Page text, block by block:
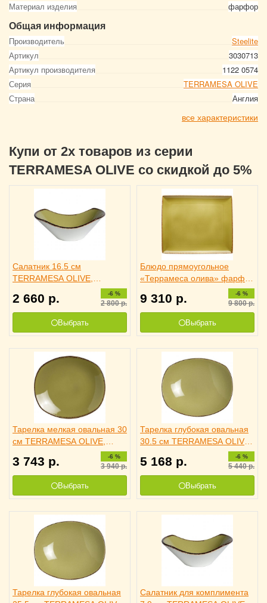
Материал изделия фарфор
Общая информация
Производитель
Steelite
Артикул
3030713
Артикул производителя
1122 0574
Серия
TERRAMESA OLIVE
Страна
Англия
все характеристики
Купи от 2х товаров из серии
TERRAMESA OLIVE со скидкой до 5%
Салатник 16.5 см
TERRAMESA OLIVE,
2 660 р. -6 %
2 800р.
Выбрать
Блюдо прямоугольное
«Террамеса олива» фарфор
33х27 см Steelite, 3022316
9 310 р. -6 %
9 800р.
Выбрать
Тарелка мелкая овальная 30
см TERRAMESA OLIVE,
3 743 р. -6 %
3 940р.
Выбрать
Тарелка глубокая овальная
30.5 см TERRAMESA OLIVE,
5 168 р. -6 %
5 440р.
Выбрать
Тарелка глубокая овальная
Салатник для комплимента